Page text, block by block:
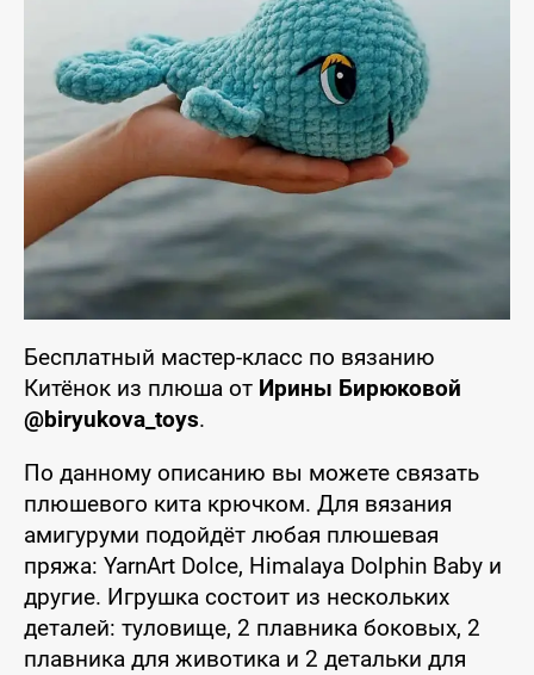
Бесплатный мастер-класс по вязанию
Китёнок из плюша от Ирины Бирюковой
@biryukova_toys.
По данному описанию вы можете связать
плюшевого кита крючком. Для вязания
амигуруми подойдёт любая плюшевая
пряжа: YarnArt Dolce, Himalaya Dolphin Baby и
другие. Игрушка состоит из нескольких
деталей: туловище, 2 плавника боковых, 2
плавника для животика и 2 детальки для